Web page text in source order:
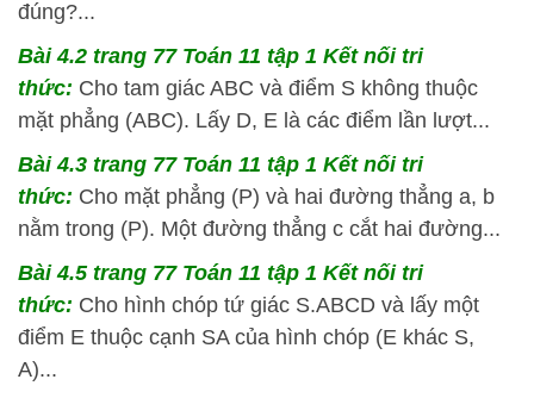
đúng?...
Bài 4.2 trang 77 Toán 11 tập 1 Kết nối tri
thức: Cho tam giác ABC và điểm S không thuộc
mặt phẳng (ABC). Lấy D, E là các điểm lần lượt...
Bài 4.3 trang 77 Toán 11 tập 1 Kết nối tri
thức: Cho mặt phẳng (P) và hai đường thẳng a, b
nằm trong (P). Một đường thẳng c cắt hai đường...
Bài 4.5 trang 77 Toán 11 tập 1 Kết nối tri
thức: Cho hình chóp tứ giác S.ABCD và lấy một
điểm E thuộc cạnh SA của hình chóp (E khác S,
A)...